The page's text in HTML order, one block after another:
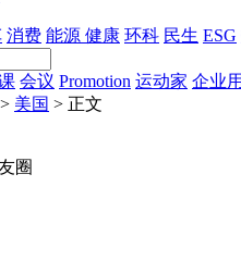
消费 能源 健康 环科 民生 ESG
会议 Promotion 运动家 企业
> 美国 > 正文
圈